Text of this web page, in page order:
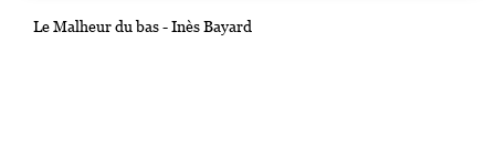
Le Malheur du bas - Inès Bayard